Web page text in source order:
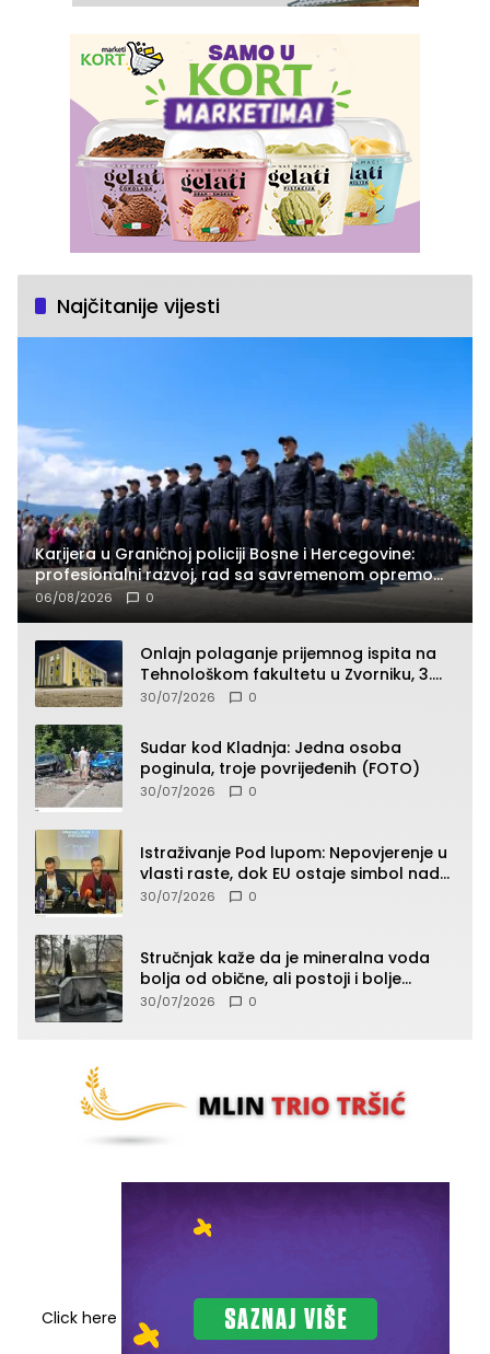
Najčitanije vijesti
Karijera u Graničnoj policiji Bosne i Hercegovine:
profesionalni razvoj, rad sa savremenom opremom
i služba građanima
06/08/2026 0
Onlajn polaganje prijemnog ispita na
Tehnološkom fakultetu u Zvorniku, 3.
septembra u 9.00 časova
30/07/2026 0
Sudar kod Kladnja: Jedna osoba
poginula, troje povrijeđenih (FOTO)
30/07/2026 0
Istraživanje Pod lupom: Nepovjerenje u
vlasti raste, dok EU ostaje simbol nade
građana
30/07/2026 0
Stručnjak kaže da je mineralna voda
bolja od obične, ali postoji i bolje
rješenje
30/07/2026 0
Click here